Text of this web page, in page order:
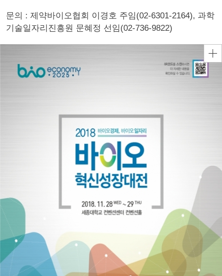
문의 : 제약바이오협회 이경호 주임(02-6301-2164), 과학
기술일자리진흥원 문혜정 선임(02-736-9822)